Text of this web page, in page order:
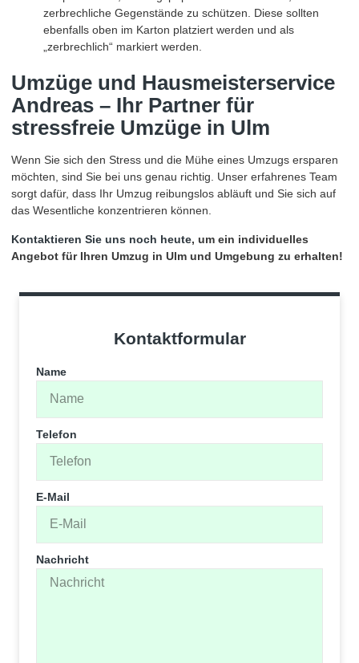
zerbrechliche Gegenstände zu schützen. Diese sollten
ebenfalls oben im Karton platziert werden und als
„zerbrechlich“ markiert werden.
Umzüge und Hausmeisterservice
Andreas – Ihr Partner für
stressfreie Umzüge in Ulm
Wenn Sie sich den Stress und die Mühe eines Umzugs ersparen
möchten, sind Sie bei uns genau richtig. Unser erfahrenes Team
sorgt dafür, dass Ihr Umzug reibungslos abläuft und Sie sich auf
das Wesentliche konzentrieren können.
Kontaktieren Sie uns noch heute, um ein individuelles
Angebot für Ihren Umzug in Ulm und Umgebung zu erhalten!
Kontaktformular
Name
Telefon
E-Mail
Nachricht